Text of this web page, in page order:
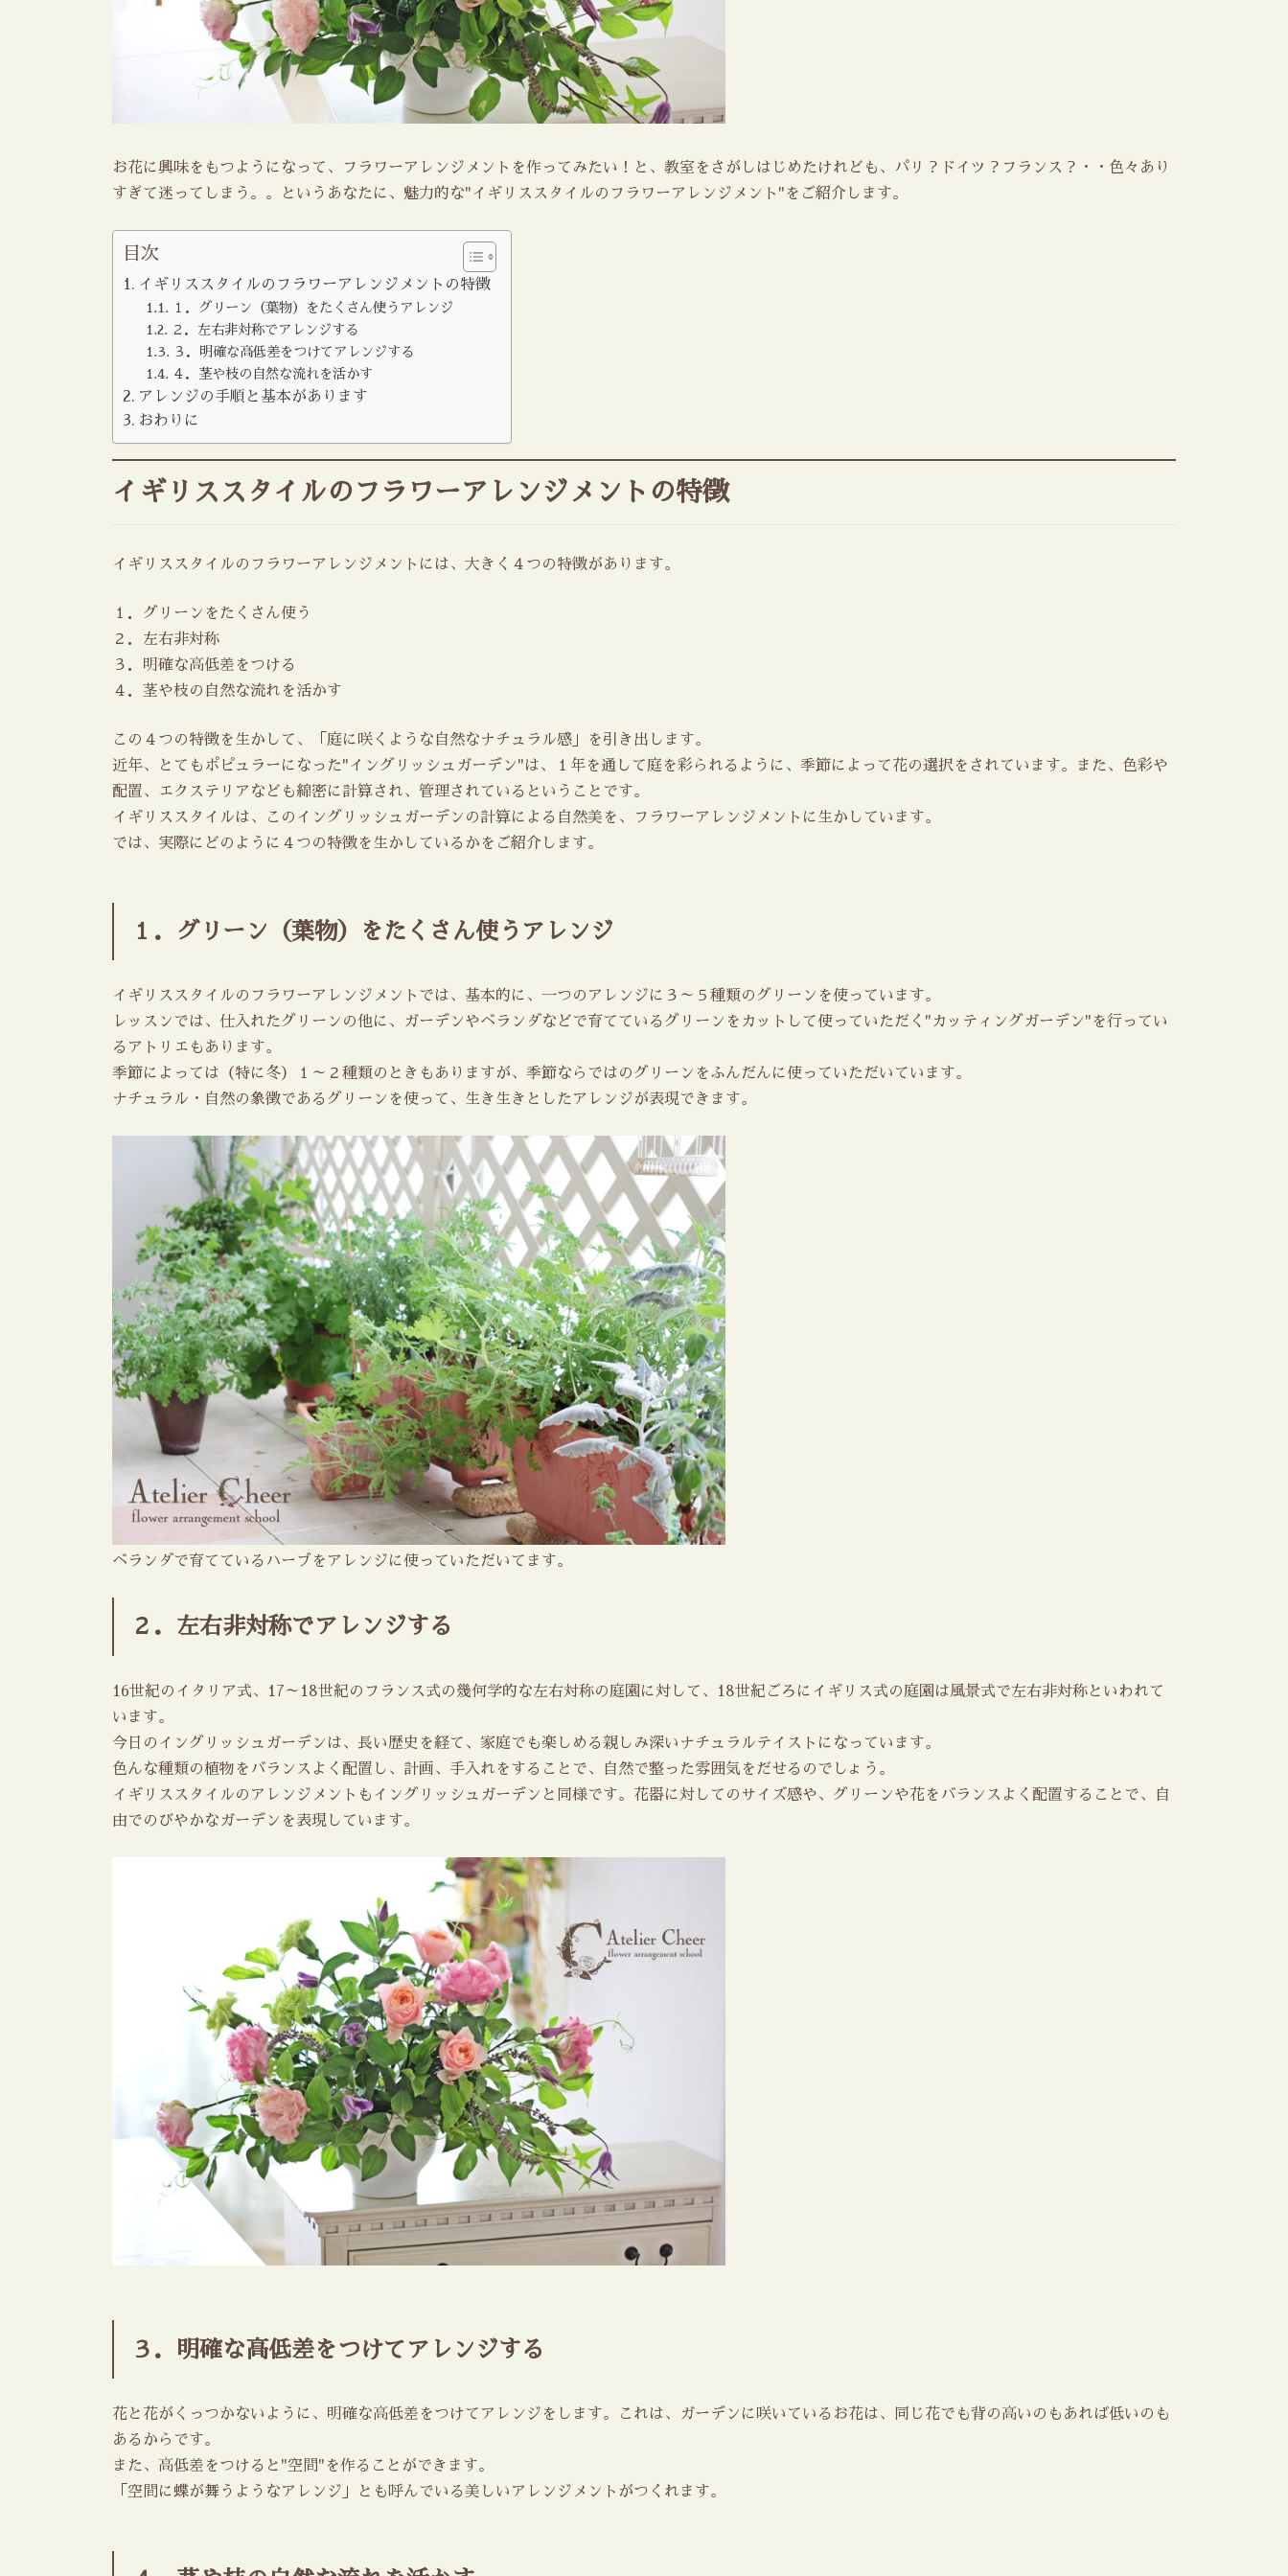
お花に興味をもつようになって、フラワーアレンジメントを作ってみたい！と、教室をさがしはじめたけれども、パリ？ドイツ？フランス？・・色々あり
すぎて迷ってしまう。。というあなたに、魅力的な"イギリススタイルのフラワーアレンジメント"をご紹介します。
目次
イギリススタイルのフラワーアレンジメントの特徴
１．グリーン（葉物）をたくさん使うアレンジ
２．左右非対称でアレンジする
３．明確な高低差をつけてアレンジする
４．茎や枝の自然な流れを活かす
アレンジの手順と基本があります
おわりに
イギリススタイルのフラワーアレンジメントの特徴
イギリススタイルのフラワーアレンジメントには、大きく４つの特徴があります。
１．グリーンをたくさん使う
２．左右非対称
３．明確な高低差をつける
４．茎や枝の自然な流れを活かす
この４つの特徴を生かして、「庭に咲くような自然なナチュラル感」を引き出します。
近年、とてもポピュラーになった"イングリッシュガーデン"は、１年を通して庭を彩られるように、季節によって花の選択をされています。また、色彩や
配置、エクステリアなども綿密に計算され、管理されているということです。
イギリススタイルは、このイングリッシュガーデンの計算による自然美を、フラワーアレンジメントに生かしています。
では、実際にどのように４つの特徴を生かしているかをご紹介します。
１．グリーン（葉物）をたくさん使うアレンジ
イギリススタイルのフラワーアレンジメントでは、基本的に、一つのアレンジに３～５種類のグリーンを使っています。
レッスンでは、仕入れたグリーンの他に、ガーデンやベランダなどで育てているグリーンをカットして使っていただく"カッティングガーデン"を行ってい
るアトリエもあります。
季節によっては（特に冬）１～２種類のときもありますが、季節ならではのグリーンをふんだんに使っていただいています。
ナチュラル・自然の象徴であるグリーンを使って、生き生きとしたアレンジが表現できます。
ベランダで育てているハーブをアレンジに使っていただいてます。
２．左右非対称でアレンジする
16世紀のイタリア式、17～18世紀のフランス式の幾何学的な左右対称の庭園に対して、18世紀ごろにイギリス式の庭園は風景式で左右非対称といわれて
います。
今日のイングリッシュガーデンは、長い歴史を経て、家庭でも楽しめる親しみ深いナチュラルテイストになっています。
色んな種類の植物をバランスよく配置し、計画、手入れをすることで、自然で整った雰囲気をだせるのでしょう。
イギリススタイルのアレンジメントもイングリッシュガーデンと同様です。花器に対してのサイズ感や、グリーンや花をバランスよく配置することで、自
由でのびやかなガーデンを表現しています。
３．明確な高低差をつけてアレンジする
花と花がくっつかないように、明確な高低差をつけてアレンジをします。これは、ガーデンに咲いているお花は、同じ花でも背の高いのもあれば低いのも
あるからです。
また、高低差をつけると"空間"を作ることができます。
「空間に蝶が舞うようなアレンジ」とも呼んでいる美しいアレンジメントがつくれます。